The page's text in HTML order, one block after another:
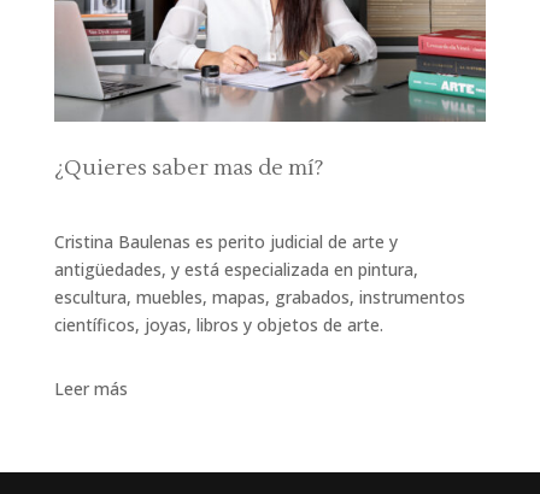
¿Quieres saber mas de mí?
Cristina Baulenas es perito judicial de arte y
antigüedades, y está especializada en pintura,
escultura, muebles, mapas, grabados, instrumentos
científicos, joyas, libros y objetos de arte.
Leer más